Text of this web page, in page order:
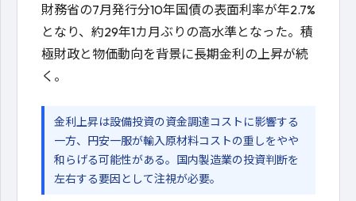
財務省の7月発行分10年国債の表面利率が年2.7%
となり、約29年1カ月ぶりの高水準となった。積
極財政と物価動向を背景に長期金利の上昇が続
く。
金利上昇は設備投資の資金調達コストに影響する
一方、円安一服が輸入原材料コストの重しをやや
和らげる可能性がある。国内製造業の投資判断を
左右する要因として注視が必要。